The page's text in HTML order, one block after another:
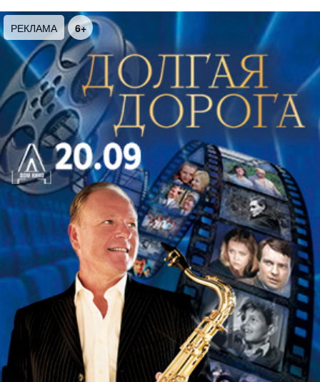
напряжённое, собранное и в то же время
свободное. Хоральные прелюдии обращают к
иной стороне баховского мира — молитвенной,
собранной, глубоко связанной с лютеранским
хоралом. В них знакомая мелодия становится
основой для тонкой музыкальной медитации:
иногда почти камерной, иногда торжественной и
монументальной.
Особое место занимает Трио-соната № 4 ми
минор, BWV 528. В ней орган звучит почти как
небольшой ансамбль: несколько самостоятельных
голосов ведут разговор друг с другом, то
сближаясь, то расходясь. Такая музыка требует
особой ясности исполнения, чтобы слушатель мог
услышать не только общее движение, но и каждую
линию внутри него. Рядом с ней хоральная
прелюдия Schmückedich, o liebeSeele открывает
образ Баха более созерцательного — мягкого,
певучего, исполненного сдержанного света.
Русская часть программы показывает, как
РЕКЛАМА 6+